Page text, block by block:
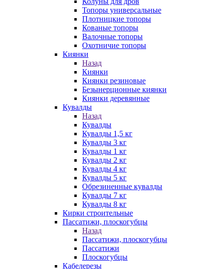
Топоры универсальные
Плотницкие топоры
Кованые топоры
Валочные топоры
Охотничие топоры
Киянки
Назад
Киянки
Киянки резиновые
Безынерционные киянки
Киянки деревянные
Кувалды
Назад
Кувалды
Кувалды 1,5 кг
Кувалды 3 кг
Кувалды 1 кг
Кувалды 2 кг
Кувалды 4 кг
Кувалды 5 кг
Обрезиненные кувалды
Кувалды 7 кг
Кувалды 8 кг
Кирки строительные
Пассатижи, плоскогубцы
Назад
Пассатижи, плоскогубцы
Пассатижи
Плоскогубцы
Кабелерезы